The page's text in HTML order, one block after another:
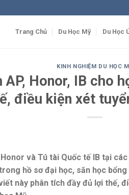
Trang Chủ Du Học Mỹ Du Học
KINH NGHIỆM DU HỌC
AP, Honor, IB cho
điều kiện xét
và Tú tài Quốc tế IB tại
hồ sơ đại học, săn học
này phân tích đầy đủ lợi thế,